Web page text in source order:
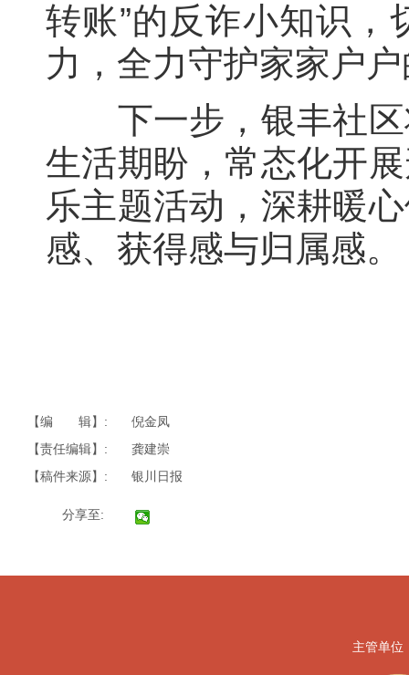
转账”的反诈小知识
力，全力守护家家户
下一步，银丰社区
生活期盼，常态化开
乐主题活动，深耕暖
感、获得感与归属感
【编 辑】:
倪金凤
【责任编辑】:
龚建崇
【稿件来源】:
银川日报
分享至:
主管单位